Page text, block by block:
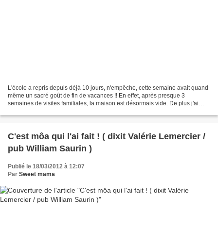
L'école a repris depuis déjà 10 jours, n'empêche, cette semaine avait quand
même un sacré goût de fin de vacances !! En effet, après presque 3
semaines de visites familiales, la maison est désormais vide. De plus j'ai
C'est môa qui l'ai fait ! ( dixit Valérie Lemercier /
pub William Saurin )
Publié le 18/03/2012 à 12:07
Par Sweet mama